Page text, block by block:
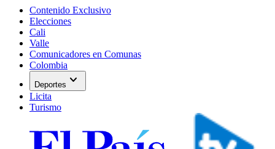
Contenido Exclusivo
Elecciones
Cali
Valle
Comunicadores en Comunas
Colombia
Deportes expand_more
Licita
Turismo